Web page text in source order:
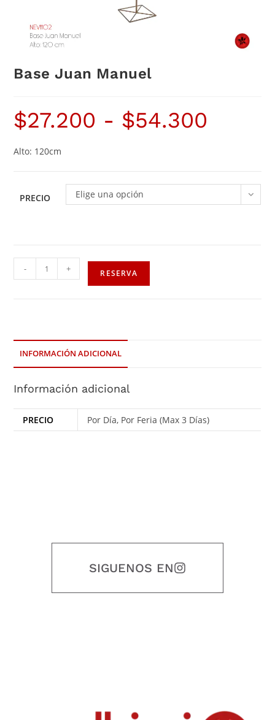
Base Juan Manuel
$27.200 - $54.300
Alto: 120cm
PRECIO Elige una opción
- + RESERVA
INFORMACIÓN ADICIONAL
Información adicional
PRECIO Por Día, Por Feria (Max 3 Días)
SIGUENOS EN